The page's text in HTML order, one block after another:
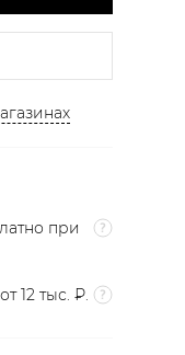
при
12 тыс. ₽.